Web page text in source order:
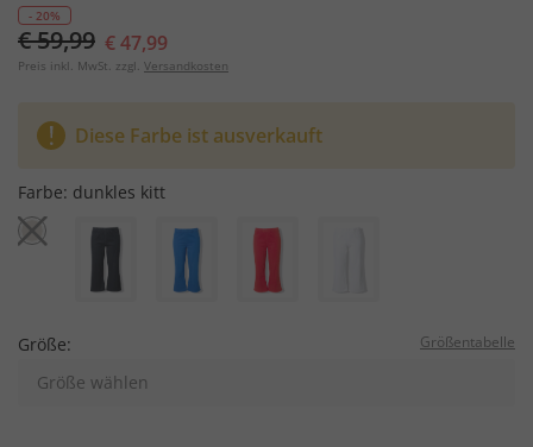
- 20%
€ 59,99 € 47,99
Preis inkl. MwSt. zzgl. Versandkosten
Diese Farbe ist ausverkauft
Farbe: dunkles kitt
Größe: Größentabelle
Größe wählen